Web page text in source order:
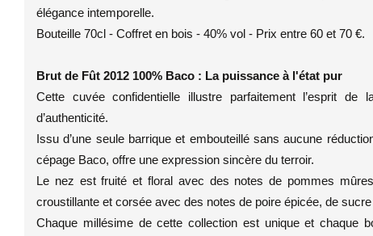
élégance intemporelle.
Bouteille 70cl - Coffret en bois - 40% vol - Prix entre 60 et 70 €.
Brut de Fût 2012 100% Baco : La puissance à l'état pur
Cette cuvée confidentielle illustre parfaitement l’esprit
d’authenticité.
Issu d’une seule barrique et embouteillé sans aucune
cépage Baco, offre une expression sincère du terroir.
Le nez est fruité et floral avec des notes de pommes
croustillante et corsée avec des notes de poire épicée, de
Chaque millésime de cette collection est unique et chaque